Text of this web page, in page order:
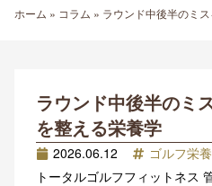
ホーム » コラム » ラウンド中後半のミ
ラウンド中後半のミ
を整える栄養学
2026.06.12 ゴルフ栄
トータルゴルフフィットネス